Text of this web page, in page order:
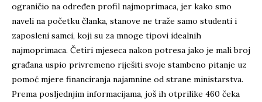
ograničio na određen profil najmoprimaca, jer kako smo
naveli na početku članka, stanove ne traže samo studenti i
zaposleni samci, koji su za mnoge tipovi idealnih
najmoprimaca. Četiri mjeseca nakon potresa jako je mali broj
građana uspio privremeno riješiti svoje stambeno pitanje uz
pomoć mjere financiranja najamnine od strane ministarstva.
Prema posljednjim informacijama, još ih otprilike 460 čeka